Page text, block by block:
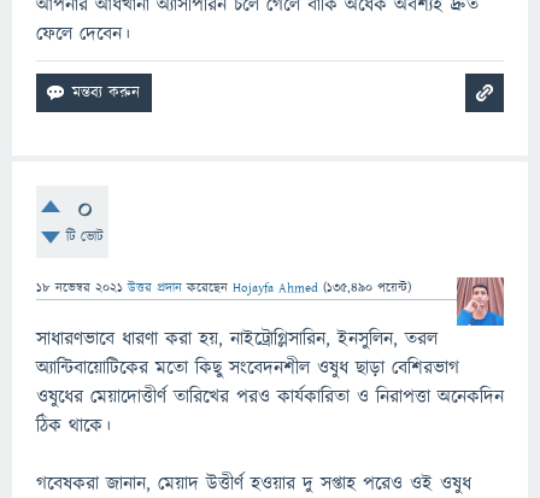
ফেলে দেবেন।
0
টি ভোট
18 নভেম্বর 2021 উত্তর প্রদান করেছেন Hojayfa Ahmed (135,490 পয়েন্ট)
সাধারণভাবে ধারণা করা হয়, নাইট্রোগ্লিসারিন, ইনসুলিন, তরল
অ্যান্টিবায়োটিকের মতো কিছু সংবেদনশীল ওষুধ ছাড়া বেশিরভাগ
ওষুধের মেয়াদোত্তীর্ণ তারিখের পরও কার্যকারিতা ও নিরাপত্তা অনেকদিন
ঠিক থাকে।
গবেষকরা জানান, মেয়াদ উত্তীর্ণ হওয়ার দু সপ্তাহ পরেও ওই ওষুধ